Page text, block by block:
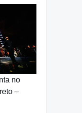
no
–